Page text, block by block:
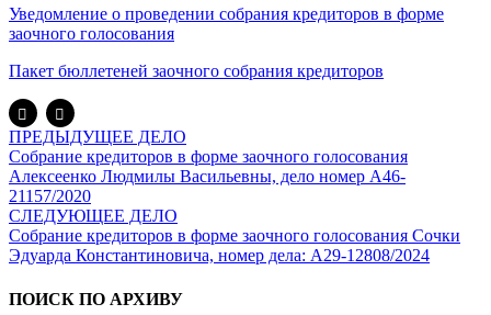
Уведомление о проведении собрания кредиторов в форме
заочного голосования
Пакет бюллетеней заочного собрания кредиторов
ПРЕДЫДУЩЕЕ ДЕЛО
Собрание кредиторов в форме заочного голосования
Алексеенко Людмилы Васильевны, дело номер А46-
21157/2020
СЛЕДУЮЩЕЕ ДЕЛО
Собрание кредиторов в форме заочного голосования Сочки
Эдуарда Константиновича, номер дела: А29-12808/2024
ПОИСК ПО АРХИВУ